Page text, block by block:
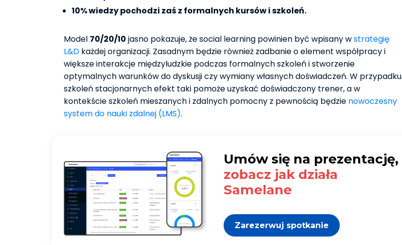
10% wiedzy pochodzi zaś z formalnych kursów i szkoleń.
Model 70/20/10 jasno pokazuje, że social learning powinien być wpisany wstrategię
L&D każdej organizacji. Zasadnym będzie również zadbanie o element współpracy i
większe interakcje międzyludzkie podczas formalnych szkoleń i stworzenie
optymalnych warunków do dyskusji czy wymiany własnych doświadczeń. W przypadku
szkoleń stacjonarnych efekt taki pomoże uzyskać doświadczony trener, a w
kontekście szkoleń mieszanych i zdalnych pomocny z pewnością będzie nowoczesny
system do nauki zdalnej (LMS).
Umów się na prezentację,
zobacz jak działa
Samelane
Zarezerwuj spotkanie